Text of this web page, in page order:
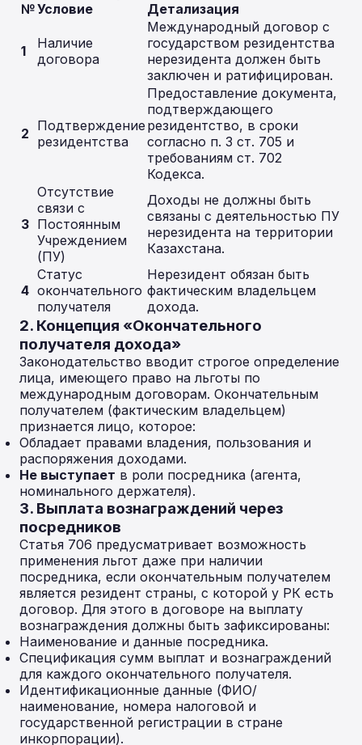
№Условие Детализация
1
Наличие
договора
Международный договор с
государством резидентства
нерезидента должен быть
заключен и ратифицирован.
2 Подтверждение
резидентства
Предоставление документа,
подтверждающего
резидентство, в сроки
согласно п. 3 ст. 705 и
требованиям ст. 702
Кодекса.
3
Отсутствие
связи с
Постоянным
Учреждением
(ПУ)
Доходы не должны быть
связаны с деятельностью ПУ
нерезидента на территории
Казахстана.
4
Статус
окончательного
получателя
Нерезидент обязан быть
фактическим владельцем
дохода.
2. Концепция «Окончательного
получателя дохода»
Законодательство вводит строгое определение
лица, имеющего право на льготы по
международным договорам. Окончательным
получателем (фактическим владельцем)
признается лицо, которое:
Обладает правами владения, пользования и
распоряжения доходами.
Не выступает в роли посредника (агента,
номинального держателя).
3. Выплата вознаграждений через
посредников
Статья 706 предусматривает возможность
применения льгот даже при наличии
посредника, если окончательным получателем
является резидент страны, с которой у РК есть
договор. Для этого в договоре на выплату
вознаграждения должны быть зафиксированы:
Наименование и данные посредника.
Спецификация сумм выплат и вознаграждений
для каждого окончательного получателя.
Идентификационные данные (ФИО/
наименование, номера налоговой и
государственной регистрации в стране
инкорпорации).